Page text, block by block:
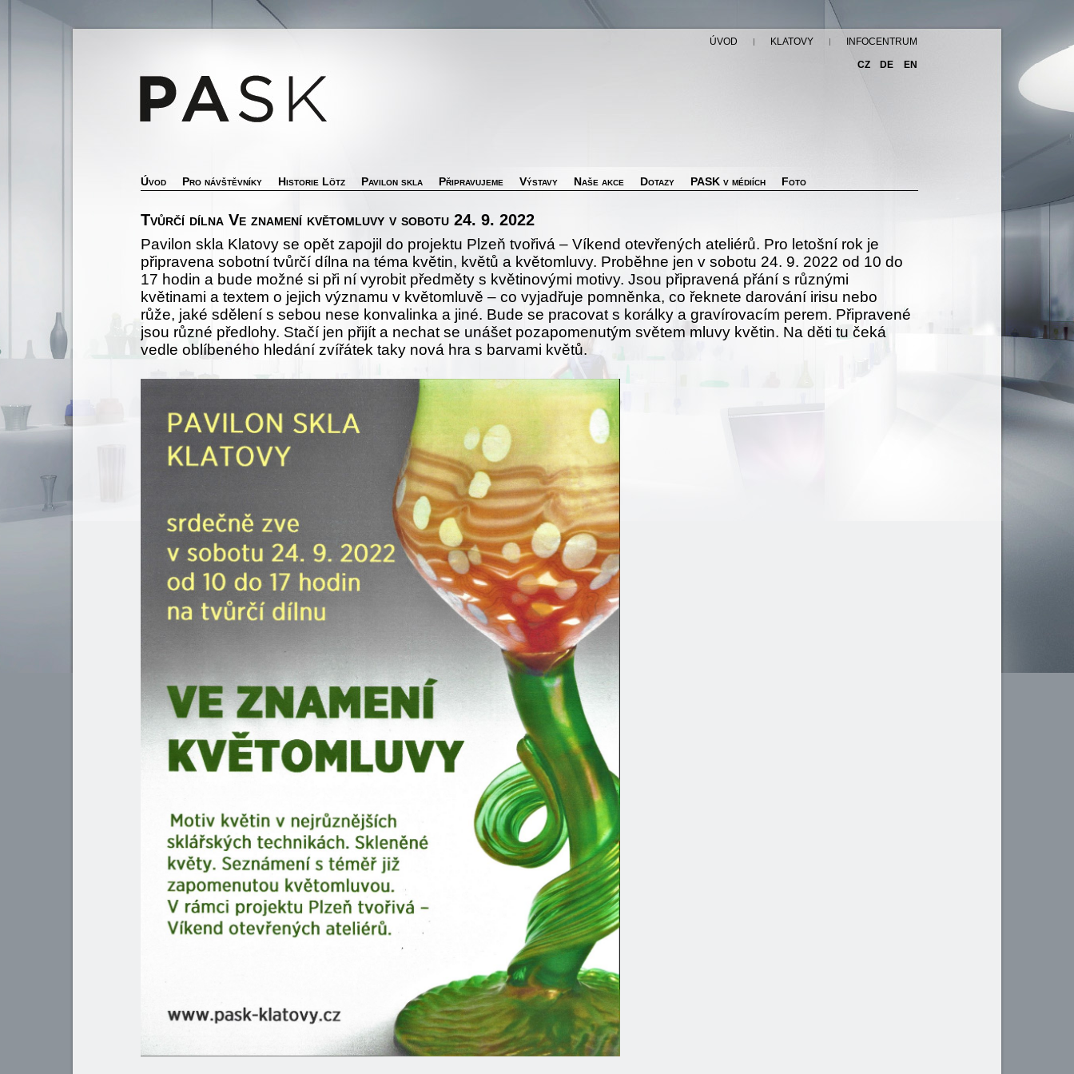
CZ DE EN
ÚVOD KLATOVY INFOCENTRUM
Úvod Pro návštěvníky Historie Lötz Pavilon skla Připravujeme Výstavy Naše akce Dotazy PASK v médiích Foto
Tvůrčí dílna Ve znamení květomluvy v sobotu 24. 9. 2022
Pavilon skla Klatovy se opět zapojil do projektu Plzeň tvořivá – Víkend otevřených ateliérů. Pro letošní rok je
připravena sobotní tvůrčí dílna na téma květin, květů a květomluvy. Proběhne jen v sobotu 24. 9. 2022 od 10 do
17 hodin a bude možné si při ní vyrobit předměty s květinovými motivy. Jsou připravená přání s různými
květinami a textem o jejich významu v květomluvě – co vyjadřuje pomněnka, co řeknete darování irisu nebo
růže, jaké sdělení s sebou nese konvalinka a jiné. Bude se pracovat s korálky a gravírovacím perem. Připravené
jsou různé předlohy. Stačí jen přijít a nechat se unášet pozapomenutým světem mluvy květin. Na děti tu čeká
vedle oblíbeného hledání zvířátek taky nová hra s barvami květů.